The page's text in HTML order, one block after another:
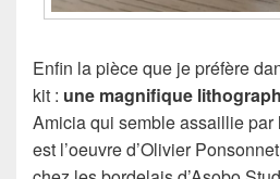
Enfin la pièce que je préfère
kit : une magnifique
Amicia qui semble assaillie par
est l’oeuvre d’Olivier